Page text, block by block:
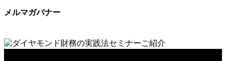
メルマガバナー